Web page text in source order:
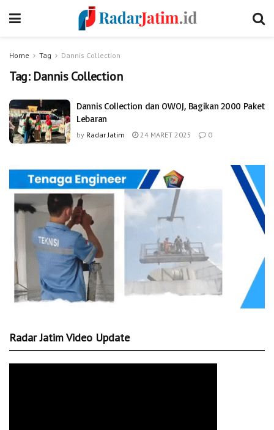
Home Tag Dannis Collection
Tag: Dannis Collection
Dannis Collection dan OWOJ, Bagikan 2000 Paket
Lebaran
by Radar Jatim 24 MARET 2025 0
Radar Jatim Video Update